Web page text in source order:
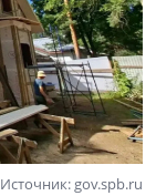
Источник: gov.spb.ru